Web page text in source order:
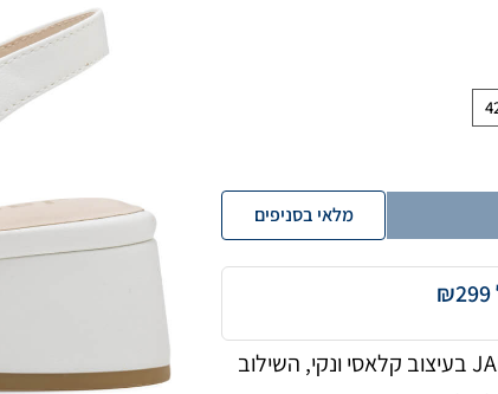
מלאי בסניפים
סנדלים אלגנטיים SISA של JANA בעיצוב קלאסי ונקי, השילוב